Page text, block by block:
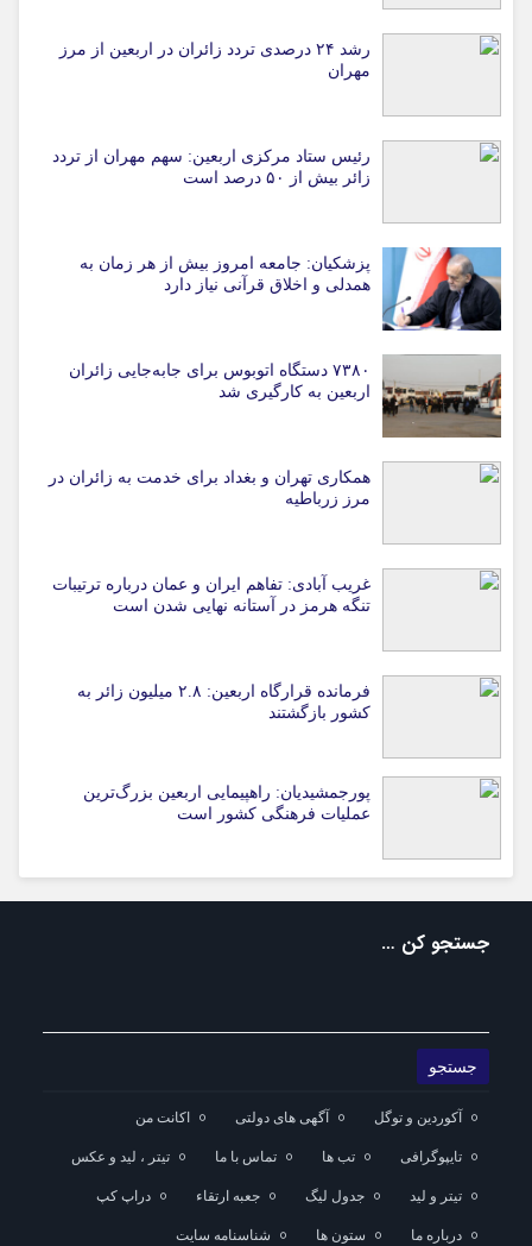
رشد ۲۴ درصدی تردد زائران در اربعین از مرز
مهران
رئیس ستاد مرکزی اربعین: سهم مهران از تردد
زائر بیش از ۵۰ درصد است
پزشکیان: جامعه امروز بیش از هر زمان به
همدلی و اخلاق قرآنی نیاز دارد
۷۳۸۰ دستگاه اتوبوس برای جابه‌جایی زائران
اربعین به‌ کارگیری شد
همکاری تهران و بغداد برای خدمت به زائران در
مرز زرباطیه
غریب آبادی: تفاهم ایران و عمان درباره ترتیبات
تنگه هرمز در آستانه نهایی شدن است
فرمانده قرارگاه اربعین: ۲.۸ میلیون زائر به
کشور بازگشتند
پورجمشیدیان: راهپیمایی اربعین بزرگ‌ترین
عملیات فرهنگی کشور است
جستجو کن …
آکوردین و توگل آگهی های دولتی اکانت من
تایپوگرافی تب ها تماس با ما تیتر ، لید و عکس
تیتر و لید جدول لیگ جعبه ارتقاء دراپ کپ
درباره ما ستون ها شناسنامه سایت